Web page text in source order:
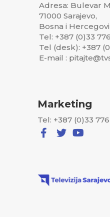
Adresa: Bulevar
71000 Sarajevo,
Bosna i
Tel: +387 (0)33
Tel (desk): +387
E-mail :
Marketing
Tel: +387 (0)33